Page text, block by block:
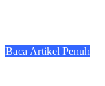
Baca Artikel Penuh